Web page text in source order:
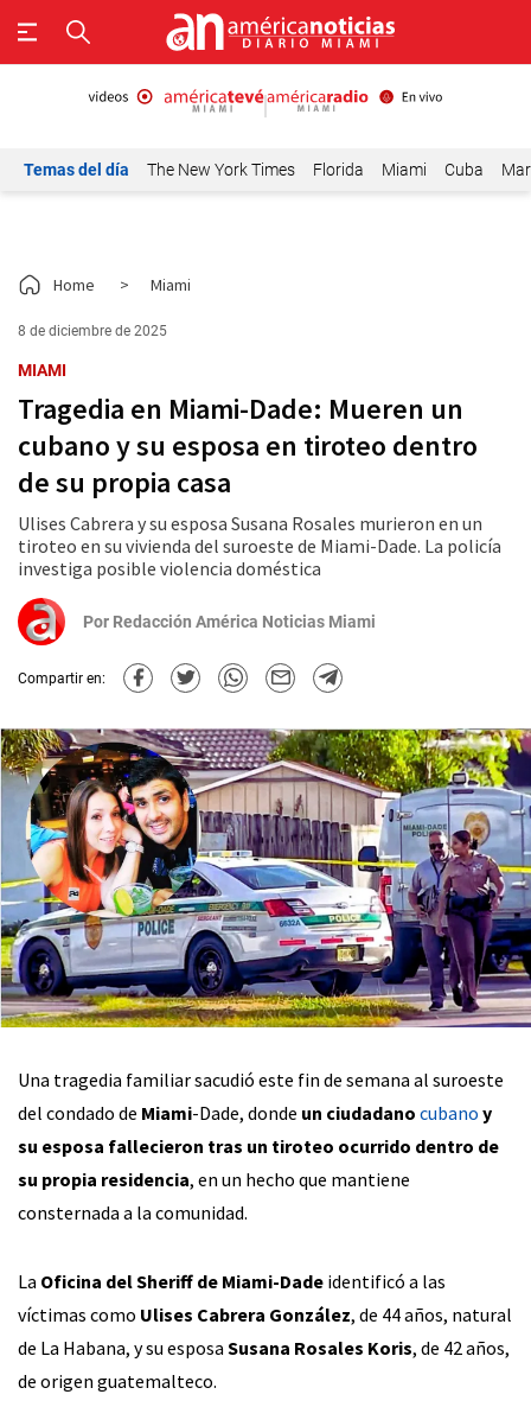
Temas del día The New York Times Florida Miami Cuba
Home > Miami
8 de diciembre de 2025
MIAMI
Tragedia en Miami-Dade: Mueren un
cubano y su esposa en tiroteo dentro
de su propia casa
Ulises Cabrera y su esposa Susana Rosales murieron en un
tiroteo en su vivienda del suroeste de Miami-Dade. La policía
investiga posible violencia doméstica
Por Redacción América Noticias Miami
Compartir en:
Una tragedia familiar sacudió este fin de semana al suroeste
del condado de Miami-Dade, donde un ciudadano cubano y
su esposa fallecieron tras un tiroteo ocurrido dentro de
su propia residencia, en un hecho que mantiene
consternada a la comunidad.
La Oficina del Sheriff de Miami-Dade identificó a las
víctimas como Ulises Cabrera González, de 44 años, natural
de La Habana, y su esposa Susana Rosales Koris, de 42 años,
de origen guatemalteco.